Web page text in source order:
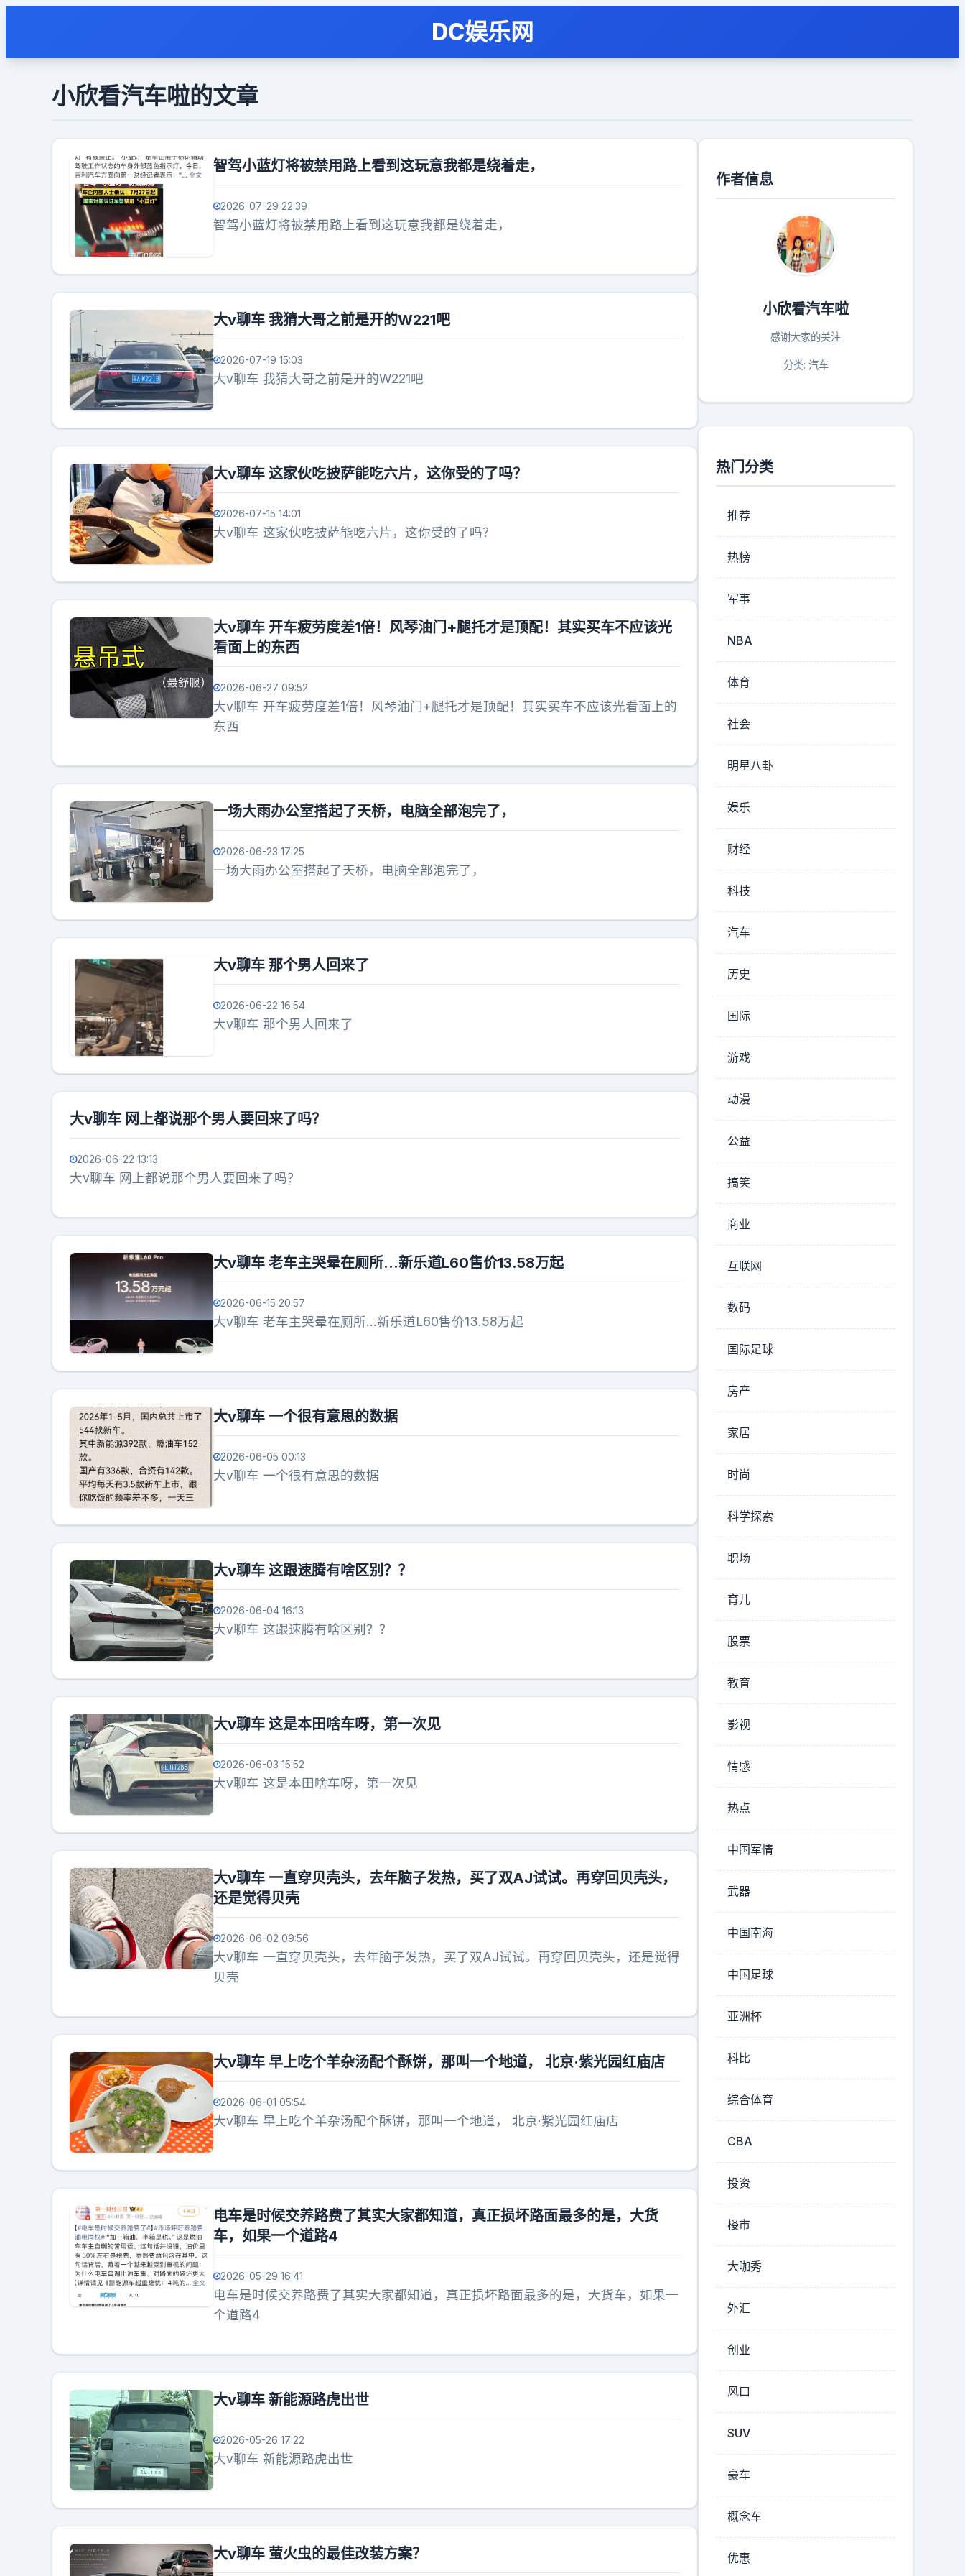
DC娱乐网
小欣看汽车啦的文章
智驾小蓝灯将被禁用路上看到这玩意我都是绕着走，
2026-07-29 22:39
智驾小蓝灯将被禁用路上看到这玩意我都是绕着走，
大v聊车 我猜大哥之前是开的W221吧
2026-07-19 15:03
大v聊车 我猜大哥之前是开的W221吧
大v聊车 这家伙吃披萨能吃六片，这你受的了吗？
2026-07-15 14:01
大v聊车 这家伙吃披萨能吃六片，这你受的了吗？
大v聊车 开车疲劳度差1倍！风琴油门+腿托才是顶配！其实买车不应该光
看面上的东西
2026-06-27 09:52
大v聊车 开车疲劳度差1倍！风琴油门+腿托才是顶配！其实买车不应该光看面上的
东西
一场大雨办公室搭起了天桥，电脑全部泡完了，
2026-06-23 17:25
一场大雨办公室搭起了天桥，电脑全部泡完了，
大v聊车 那个男人回来了
2026-06-22 16:54
大v聊车 那个男人回来了
大v聊车 网上都说那个男人要回来了吗？
2026-06-22 13:13
大v聊车 网上都说那个男人要回来了吗？
大v聊车 老车主哭晕在厕所…新乐道L60售价13.58万起
2026-06-15 20:57
大v聊车 老车主哭晕在厕所…新乐道L60售价13.58万起
大v聊车 一个很有意思的数据
2026-06-05 00:13
大v聊车 一个很有意思的数据
大v聊车 这跟速腾有啥区别？？
2026-06-04 16:13
大v聊车 这跟速腾有啥区别？？
大v聊车 这是本田啥车呀，第一次见
2026-06-03 15:52
大v聊车 这是本田啥车呀，第一次见
大v聊车 一直穿贝壳头，去年脑子发热，买了双AJ试试。再穿回贝壳头，
还是觉得贝壳
2026-06-02 09:56
大v聊车 一直穿贝壳头，去年脑子发热，买了双AJ试试。再穿回贝壳头，还是觉得
贝壳
大v聊车 早上吃个羊杂汤配个酥饼，那叫一个地道， 北京·紫光园红庙店
2026-06-01 05:54
大v聊车 早上吃个羊杂汤配个酥饼，那叫一个地道， 北京·紫光园红庙店
电车是时候交养路费了其实大家都知道，真正损坏路面最多的是，大货
车，如果一个道路4
2026-05-29 16:41
电车是时候交养路费了其实大家都知道，真正损坏路面最多的是，大货车，如果一
个道路4
大v聊车 新能源路虎出世
2026-05-26 17:22
大v聊车 新能源路虎出世
大v聊车 萤火虫的最佳改装方案？
作者信息
小欣看汽车啦
感谢大家的关注
分类: 汽车
热门分类
推荐
热榜
军事
NBA
体育
社会
明星八卦
娱乐
财经
科技
汽车
历史
国际
游戏
动漫
公益
搞笑
商业
互联网
数码
国际足球
房产
家居
时尚
科学探索
职场
育儿
股票
教育
影视
情感
热点
中国军情
武器
中国南海
中国足球
亚洲杯
科比
综合体育
CBA
投资
楼市
大咖秀
外汇
创业
风口
SUV
豪车
概念车
优惠